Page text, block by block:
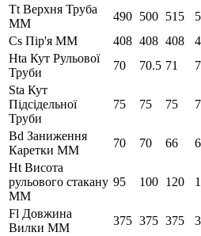
Tt Верхня Труба
ММ
490 500 515
Cs Пір'я ММ
408 408 408
Hta Кут Рульової
Труби
70 70.5 71
Sta Кут
Підсідельної
Труби
75 75 75
Bd Заниження
Каретки ММ
70 70 66
Ht Висота
рульового стакану
ММ
95 100 120
Fl Довжина
Вилки ММ
375 375 375